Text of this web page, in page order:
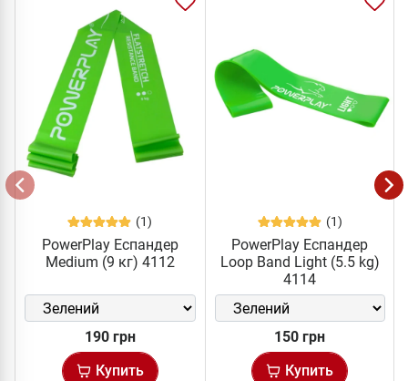
(1)
PowerPlay Еспандер
Medium (9 кг) 4112
190 грн
Купить
(1)
PowerPlay Еспандер
Loop Band Light (5.5 kg)
4114
150 грн
Купить